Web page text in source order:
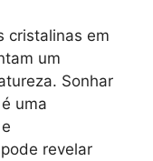
cristalinas em
um
Sonhar
uma
revelar